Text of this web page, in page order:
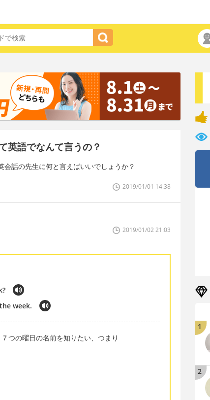
英語でなんて言うの？
話の先生に何と言えばいいでしょうか？
2019/01/01 14:38
2019/01/02 21:03
week.
つの曜日の名前を知りたい、つまり
1
2